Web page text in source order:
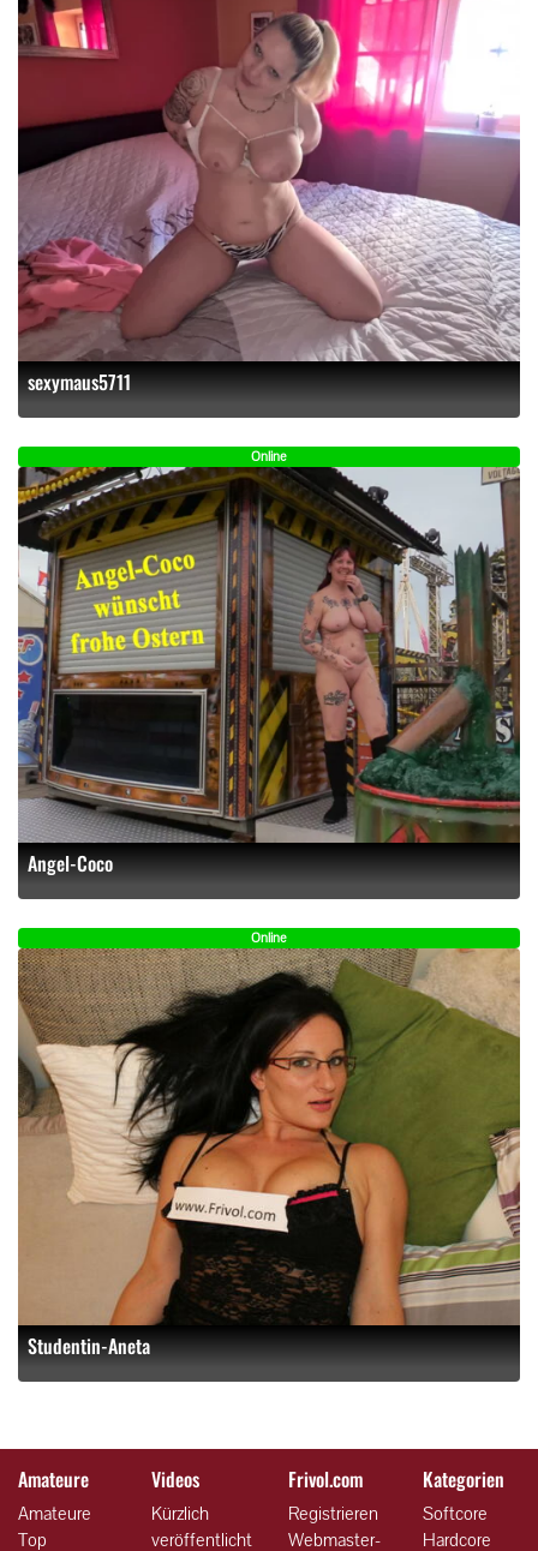
sexymaus5711
Online
Angel-Coco
Online
Studentin-Aneta
Amateure
Amateure
Top
Videos
Kürzlich
veröffentlicht
Frivol.com
Registrieren
Webmaster-
Kategorien
Softcore
Hardcore